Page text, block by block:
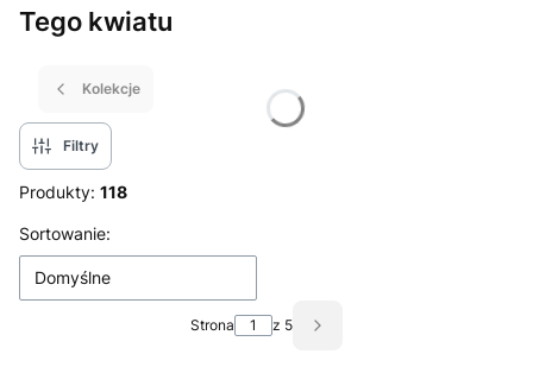
Tego kwiatu
Kolekcje
Filtry
Produkty: 118
Lista produktów
Sortowanie:
Domyślne
Strona z 5 Następne produkty